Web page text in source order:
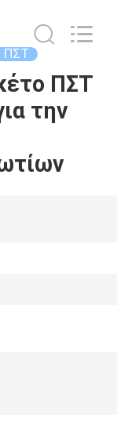
ΠΣΤ
ΠΣΤ
την